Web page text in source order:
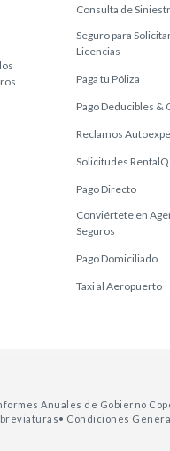
Consulta de
Seguro para
Licencias
Paga tu Póliza
Pago Deducibles &
Reclamos
Solicitudes RentalQ
Pago Directo
Conviértete en
Seguros
Pago Domiciliado
Taxi al Aeropuerto
Anuales de Gobierno
• Condiciones